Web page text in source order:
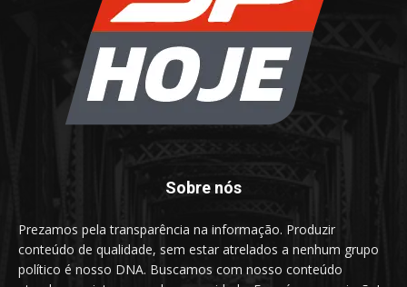
Sobre nós
Prezamos pela transparência na informação. Produzir
conteúdo de qualidade, sem estar atrelados a nenhum grupo
político é nosso DNA. Buscamos com nosso conteúdo